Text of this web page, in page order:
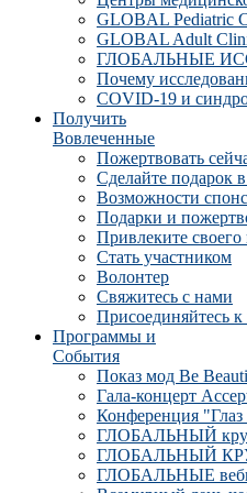
GLOBAL Pediatric
GLOBAL Adult
ГЛОБАЛЬНЫЕ
Почему
COVID-19 и
Получить
Вовлеченные
Пожертвовать
Сделайте подарок
Возможности
Подарки и
Привлеките
Стать участником
Волонтер
Свяжитесь с нами
Присоединяйтесь
Программы и
События
Показ мод Be
Гала-концерт
Конференция "Глаз
ГЛОБАЛЬНЫЙ
ГЛОБАЛЬНЫЙ
ГЛОБАЛЬНЫЕ